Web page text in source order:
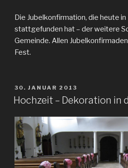
Die Jubelkonfirmation, die heute
stattgefunden hat – der weitere
Gemeinde. Allen
Fest.
VERÖFFENTLICHT
AM
30. JANUAR 2013
Hochzeit – Dekoration in